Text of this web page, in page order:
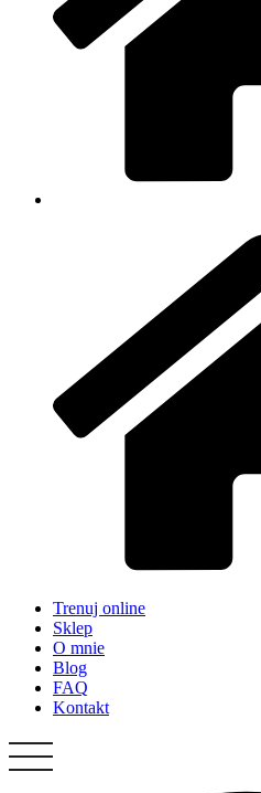
Trenuj online
Sklep
O mnie
Blog
FAQ
Kontakt